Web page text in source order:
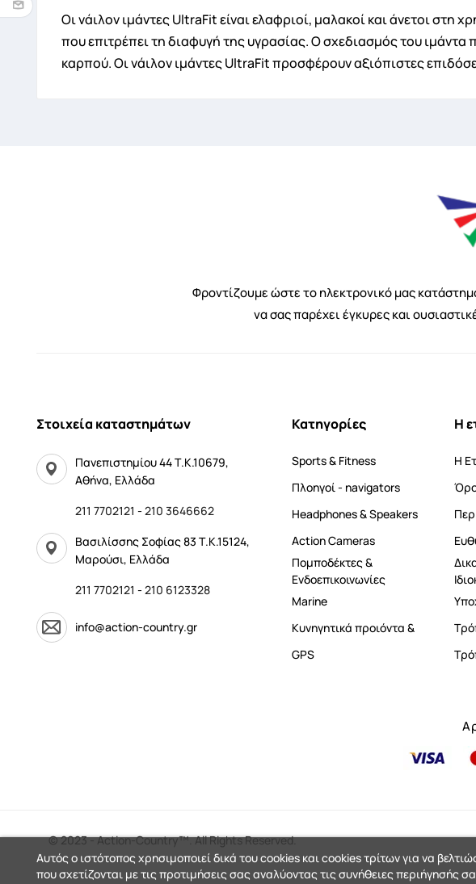
Οι νάιλον ιμάντες UltraFit είναι ελαφριοί, μαλακοί και άνετοι στη
που επιτρέπει τη διαφυγή της υγρασίας. Ο σχεδιασμός του
καρπού. Οι νάιλον ιμάντες UltraFit προσφέρουν αξιόπιστες
Φροντίζουμε ώστε το ηλεκτρονικό μας
να σας παρέχει έγκυρες και
Στοιχεία καταστημάτων
Πανεπιστημίου 44 Τ.Κ.10679,
Αθήνα, Ελλάδα
211 7702121 - 210 3646662
Βασιλίσσης Σοφίας 83 Τ.Κ.15124,
Μαρούσι, Ελλάδα
211 7702121 - 210 6123328
info@action-country.gr
Κατηγορίες
Sports & Fitness
Πλοηγοί - navigators
Headphones & Speakers
Αction Cameras
Πομποδέκτες &
Ενδοεπικοινωνίες
Marine
Κυνηγητικά προιόντα &
GPS
Η
Η
Ακύρωση
Αυτός ο ιστότοπος χρησιμοποιεί δικά του cookies και cookies τρίτων για να
που σχετίζονται με τις προτιμήσεις σας αναλύοντας τις συνήθειες περιήγησής
© 2023 - Action-Country™. All Rights Reserved.